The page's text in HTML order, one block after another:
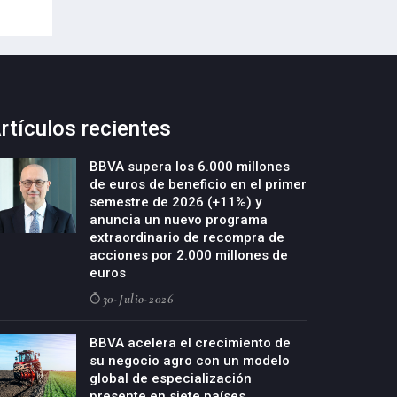
recientes
BBVA supera los 6.000 millones
de euros de beneficio en el primer
semestre de 2026 (+11%) y
anuncia un nuevo programa
extraordinario de recompra de
acciones por 2.000 millones de
euros
30-Julio-2026
BBVA acelera el crecimiento de
su negocio agro con un modelo
global de especialización